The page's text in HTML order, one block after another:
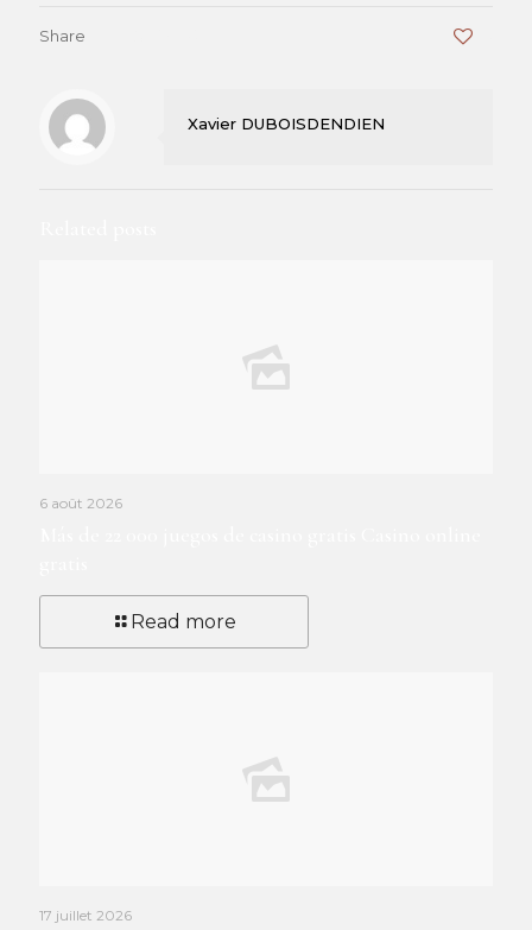
Share
Xavier DUBOISDENDIEN
6 août 2026
Read more
17 juillet 2026